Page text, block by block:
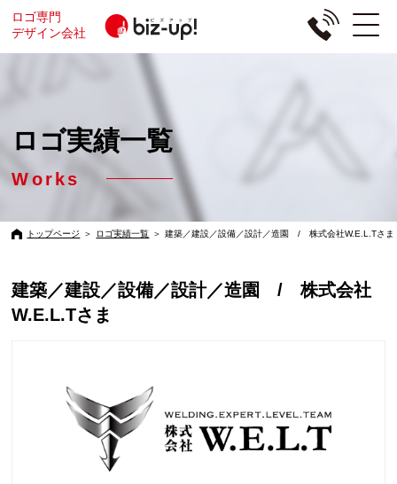
ロゴ専門
デザイン会社
ロゴ実績一覧
Works
トップページ ＞ ロゴ実績一覧 ＞ 建築／建設／設備／設計／造園 / 株式会社W.E.L.Tさま
建築／建設／設備／設計／造園 / 株式会社
W.E.L.Tさま